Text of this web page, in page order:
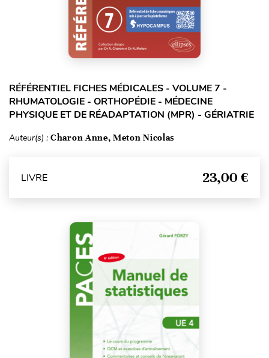
RÉFÉRENTIEL FICHES MÉDICALES - VOLUME 7 -
RHUMATOLOGIE - ORTHOPÉDIE - MÉDECINE
PHYSIQUE ET DE RÉADAPTATION (MPR) - GÉRIATRIE
Auteur(s) : Charon Anne, Meton Nicolas
LIVRE 23,00 €